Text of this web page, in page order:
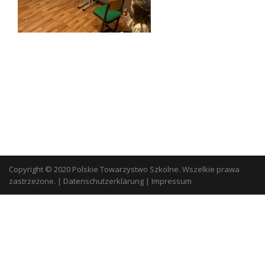
Copyright © 2020 Polskie Towarzystwo Szkolne. Wszelkie prawa
zastrzeżone. | Datenschutzerklärung | Impressum